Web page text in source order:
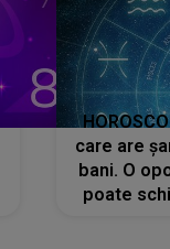
care are
bani. O
poate